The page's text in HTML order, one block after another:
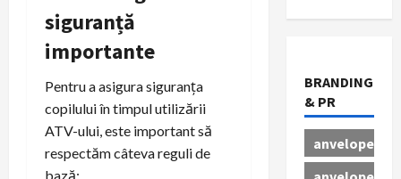
siguranță
importante
Pentru a asigura siguranța
copilului în timpul utilizării
ATV-ului, este important să
respectăm câteva reguli de
bază:
BRANDING
& PR
anvelope